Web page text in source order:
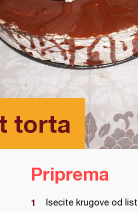
torta
Priprema
Isecite krugove od